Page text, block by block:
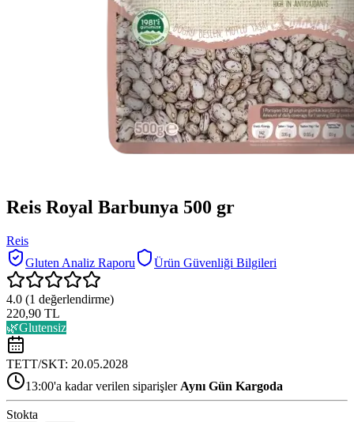
Reis Royal Barbunya 500 gr
Reis
Gluten Analiz Raporu
Ürün Güvenliği Bilgileri
4.0 (1 değerlendirme)
220,90 TL
🌿Glutensiz
TETT/SKT: 20.05.2028
13:00'a kadar verilen siparişler Aynı Gün Kargoda
Stokta